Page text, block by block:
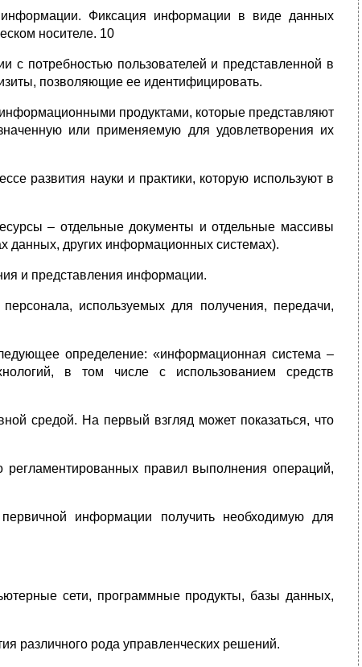
Фиксация информации в виде данных
носителе. 10
с потребностью пользователей и представленной в
позволяющие ее идентифицировать.
продуктами, которые представляют
или применяемую для удовлетворения их
развития науки и практики, которую используют в
– отдельные документы и отдельные массивы
данных, других информационных системах).
и представления информации.
используемых для получения, передачи,
определение: «информационная система –
в том числе с использованием средств
средой. На первый взгляд может показаться, что
регламентированных правил выполнения операций,
информации получить необходимую для
сети, программные продукты, базы данных,
различного рода управленческих решений.